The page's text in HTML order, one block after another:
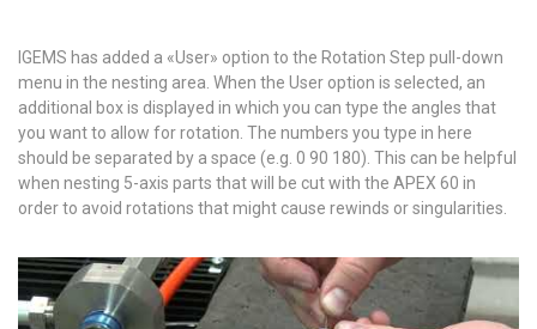
IGEMS has added a «User» option to the Rotation Step pull-down
menu in the nesting area. When the User option is selected, an
additional box is displayed in which you can type the angles that
you want to allow for rotation. The numbers you type in here
should be separated by a space (e.g. 0 90 180). This can be helpful
when nesting 5-axis parts that will be cut with the APEX 60 in
order to avoid rotations that might cause rewinds or singularities.